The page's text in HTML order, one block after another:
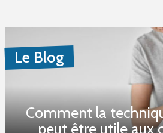
Le Blog
Comment la
peut être utile aux